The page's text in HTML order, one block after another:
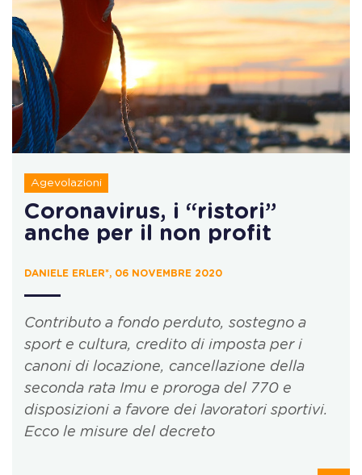
Agevolazioni
Coronavirus, i “ristori”
anche per il non profit
DANIELE ERLER*, 06 NOVEMBRE 2020
Contributo a fondo perduto, sostegno a
sport e cultura, credito di imposta per i
canoni di locazione, cancellazione della
seconda rata Imu e proroga del 770 e
disposizioni a favore dei lavoratori sportivi.
Ecco le misure del decreto